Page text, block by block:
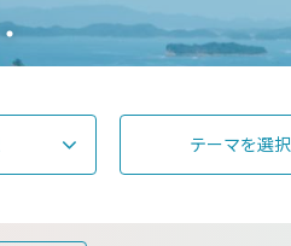
テーマを選択